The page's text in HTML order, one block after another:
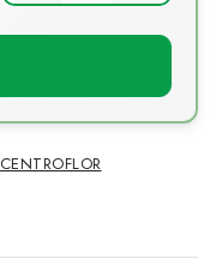
CENTROFLOR